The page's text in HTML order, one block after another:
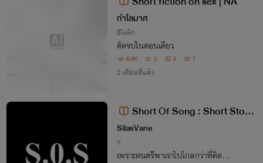
กำไลมาศ
อีโรติก
ตัดจบในตอนเดียว
6.5K 2 2 7
2 เดือนที่แล้ว
Short Of Song : Short Storie
s Inspired by Songs
SilasVane
Y
เพราะดนตรีพาเราไปไกลกว่าที่คิด...